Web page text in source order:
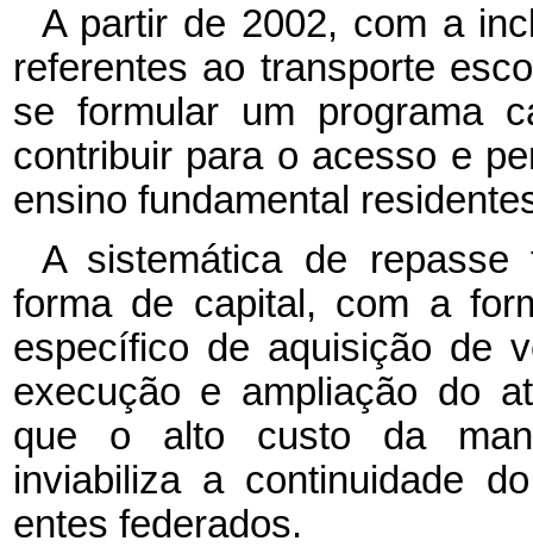
A partir de 2002, com a
referentes ao transporte
se formular um programa
contribuir para o acesso e
ensino fundamental
A sistemática de repasse
forma de capital, com a
específico de aquisição de
execução e ampliação do
que o alto custo da
inviabiliza a continuidade
entes federados.